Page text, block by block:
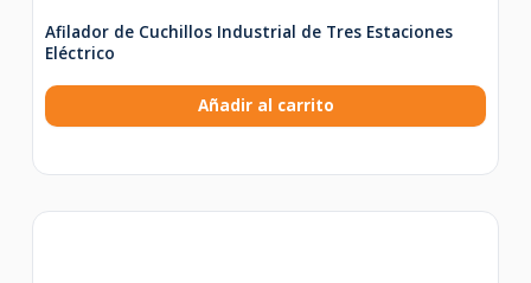
Afilador de Cuchillos Industrial de Tres Estaciones
Eléctrico
Añadir al carrito